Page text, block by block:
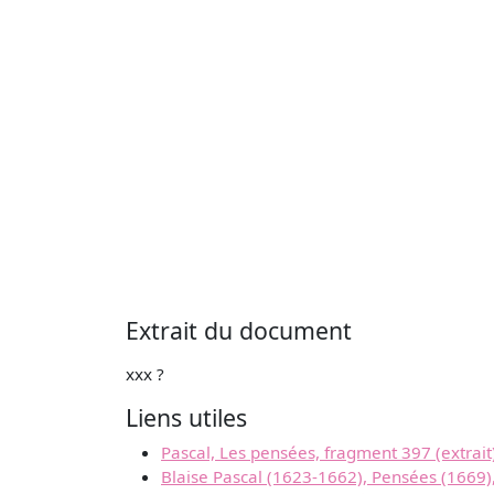
Extrait du document
xxx ?
Liens utiles
Pascal, Les pensées, fragment 397
Blaise Pascal (1623-1662), Pensées